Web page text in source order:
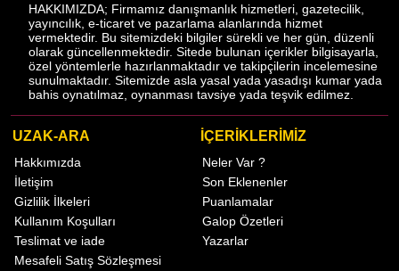
HAKKIMIZDA; Firmamız danışmanlık hizmetleri, gazetecilik,
yayıncılık, e-ticaret ve pazarlama alanlarında hizmet
vermektedir. Bu sitemizdeki bilgiler sürekli ve her gün, düzenli
olarak güncellenmektedir. Sitede bulunan içerikler bilgisayarla,
özel yöntemlerle hazırlanmaktadır ve takipçilerin incelemesine
sunulmaktadır. Sitemizde asla yasal yada yasadışı kumar yada
bahis oynatılmaz, oynanması tavsiye yada teşvik edilmez.
UZAK-ARA
Hakkımızda
İletişim
Gizlilik İlkeleri
Kullanım Koşulları
Teslimat ve iade
Mesafeli Satış Sözleşmesi
İÇERİKLERİMİZ
Neler Var ?
Son Eklenenler
Puanlamalar
Galop Özetleri
Yazarlar